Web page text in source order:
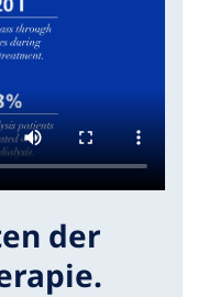
der